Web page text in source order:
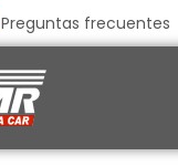
Preguntas frecuentes